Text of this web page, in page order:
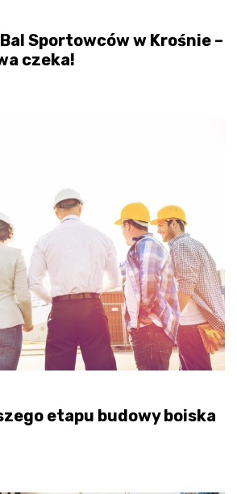
Sportowców w Krośnie –
czeka!
etapu budowy boiska